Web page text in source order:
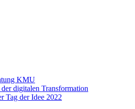
KMU
digitalen Transformation
Tag der Idee 2022